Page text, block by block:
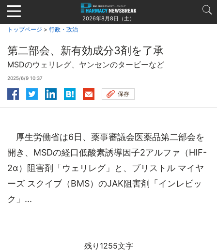
Jump
to
navigation
2026年8月8日（土）
トップページ > 行政・政治
第二部会、新有効成分3剤を了承
MSDのウェリレグ、ヤンセンのタービーなど
2025/6/9 10:37
保存
厚生労働省は6日、薬事審議会医薬品第二部会を
開き、MSDの経口低酸素誘導因子2アルファ（HIF-
2α）阻害剤「ウェリレグ」と、ブリストル マイヤ
ーズ スクイブ（BMS）のJAK阻害剤「インレビッ
ク」...
残り1255文字